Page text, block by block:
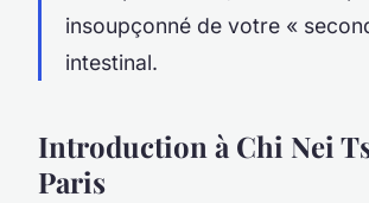
insoupçonné de votre «
intestinal.
Introduction à Chi Nei
Paris